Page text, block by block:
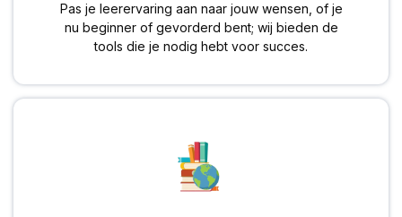
Pas je leerervaring aan naar jouw wensen, of je
nu beginner of gevorderd bent; wij bieden de
tools die je nodig hebt voor succes.